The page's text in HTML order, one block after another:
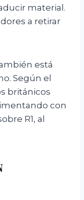
material.
a retirar
está
Según el
británicos
con
R1, al